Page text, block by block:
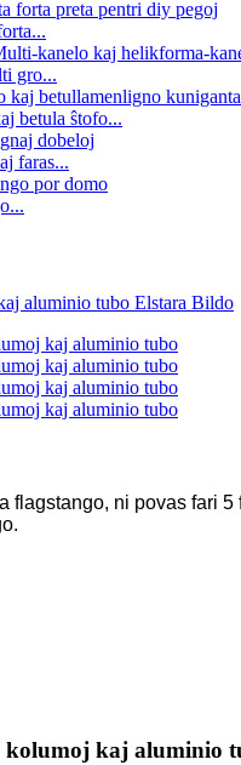
gro...
betula ŝtofo...
faras...
flagstango, ni povas fari
kaj aluminio